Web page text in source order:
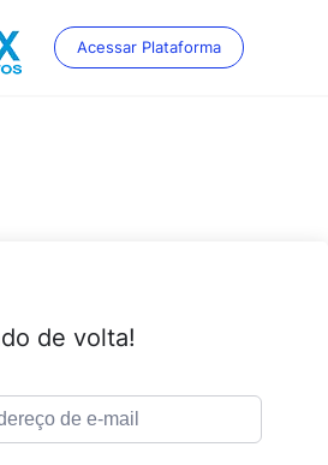
Acessar Plataforma
de volta!